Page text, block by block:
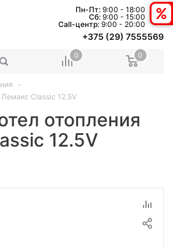
Пн-Пт: 9:00 - 18:00
Сб: 9:00 - 15:00
Сall-центр: 9:00 - 20:00
+375 (29) 7555569
0 0
Classic 12.5V
отопления
12.5V